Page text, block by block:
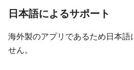
日本語によるサポート
海外製のアプリであるため日本語
せん。